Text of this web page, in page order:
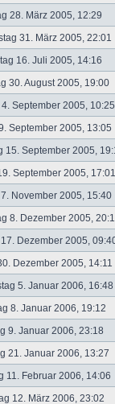
28. März 2005, 12:29
31. März 2005, 22:01
16. Juli 2005, 14:16
30. August 2005, 19:00
September 2005,
September 2005, 13:05
15. September 2005,
September 2005,
November 2005, 15:40
8. Dezember 2005,
Dezember 2005,
Dezember 2005, 14:11
5. Januar 2006, 16:48
8. Januar 2006, 19:12
9. Januar 2006, 23:18
21. Januar 2006, 13:27
11. Februar 2006, 14:06
12. März 2006, 23:02